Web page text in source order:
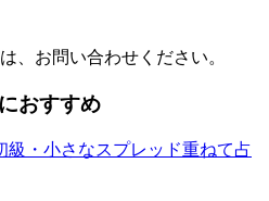
、お問い合わせください。
おすすめ